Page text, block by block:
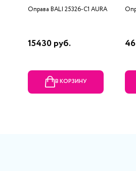
Оправа BALI 25326-C1 AURA
15430 руб.
В КОРЗИНУ